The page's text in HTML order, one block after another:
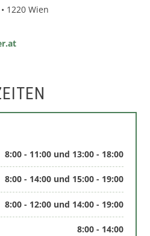
1220 Wien
8:00 - 11:00 und 13:00 - 18:00
8:00 - 14:00 und 15:00 - 19:00
8:00 - 12:00 und 14:00 - 19:00
8:00 - 14:00